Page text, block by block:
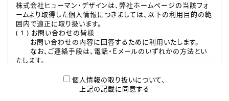
株式会社ヒューマン・デザインは、弊社ホームページの当該フォ
ームより取得した個人情報につきましては、以下の利用目的の範
囲内で適正に取り扱います。
( 1 ) お問い合わせの皆様
お問い合わせの内容に回答するために利用いたします。
なお、ご連絡手段は、電話・Ｅメールのいずれかの方法とい
たします。
本登録に関するご連絡および本登録時の参考情報として利
個人情報の取り扱いについて、
上記の記載に同意する